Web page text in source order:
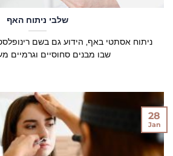
שלבי ניתוח האף
ניתוח אסתטי באף, הידוע גם בשם
שבו מבנים סחוסיים וגרמיים
28
Jan